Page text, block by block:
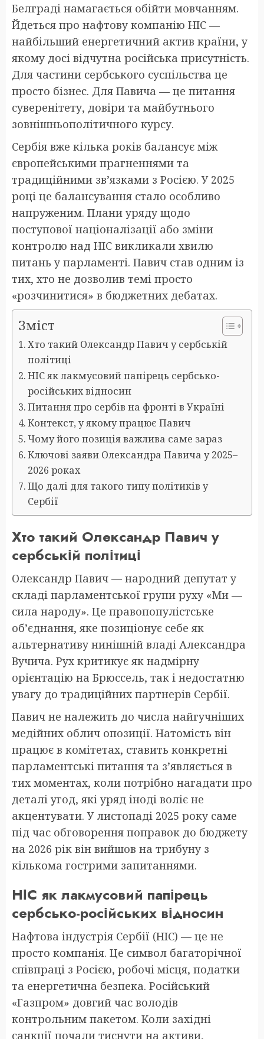
Белграді намагається обійти мовчанням.
Йдеться про нафтову компанію НІС —
найбільший енергетичний актив країни, у
якому досі відчутна російська присутність.
Для частини сербського суспільства це
просто бізнес. Для Павича — це питання
суверенітету, довіри та майбутнього
зовнішньополітичного курсу.
Сербія вже кілька років балансує між
європейськими прагненнями та
традиційними зв’язками з Росією. У 2025
році це балансування стало особливо
напруженим. Плани уряду щодо
поступової націоналізації або зміни
контролю над НІС викликали хвилю
питань у парламенті. Павич став одним із
тих, хто не дозволив темі просто
«розчинитися» в бюджетних дебатах.
Зміст
Хто такий Олександр Павич у сербській
політиці
НІС як лакмусовий папірець сербсько-
російських відносин
Питання про сербів на фронті в Україні
Контекст, у якому працює Павич
Чому його позиція важлива саме зараз
Ключові заяви Олександра Павича у 2025–
2026 роках
Що далі для такого типу політиків у
Сербії
Хто такий Олександр Павич у
сербській політиці
Олександр Павич — народний депутат у
складі парламентської групи руху «Ми —
сила народу». Це правопопулістське
об’єднання, яке позиціонує себе як
альтернативу нинішній владі Александра
Вучича. Рух критикує як надмірну
орієнтацію на Брюссель, так і недостатню
увагу до традиційних партнерів Сербії.
Павич не належить до числа найгучніших
медійних облич опозиції. Натомість він
працює в комітетах, ставить конкретні
парламентські питання та з’являється в
тих моментах, коли потрібно нагадати про
деталі угод, які уряд іноді воліє не
акцентувати. У листопаді 2025 року саме
під час обговорення поправок до бюджету
на 2026 рік він вийшов на трибуну з
кількома гострими запитаннями.
НІС як лакмусовий папірець
сербсько-російських відносин
Нафтова індустрія Сербії (НІС) — це не
просто компанія. Це символ багаторічної
співпраці з Росією, робочі місця, податки
та енергетична безпека. Російський
«Газпром» довгий час володів
контрольним пакетом. Коли західні
санкції почали тиснути на активи,